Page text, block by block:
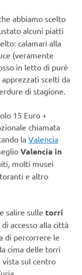
abbiamo scelto
alcuni piatti
calamari alla
(veramente
in letto di purè
scelti da
di stagione.
15 Euro +
chiamata
la Valencia
Valencia in
molti musei
e altro
salire sulle torri
accesso alla città
di percorrere le
cima delle torri
vista sul centro